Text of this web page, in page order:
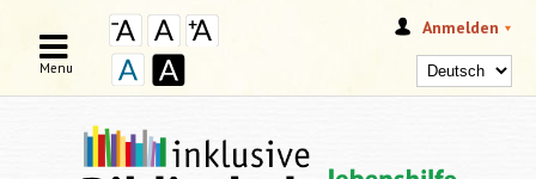
Anmelden
Menu